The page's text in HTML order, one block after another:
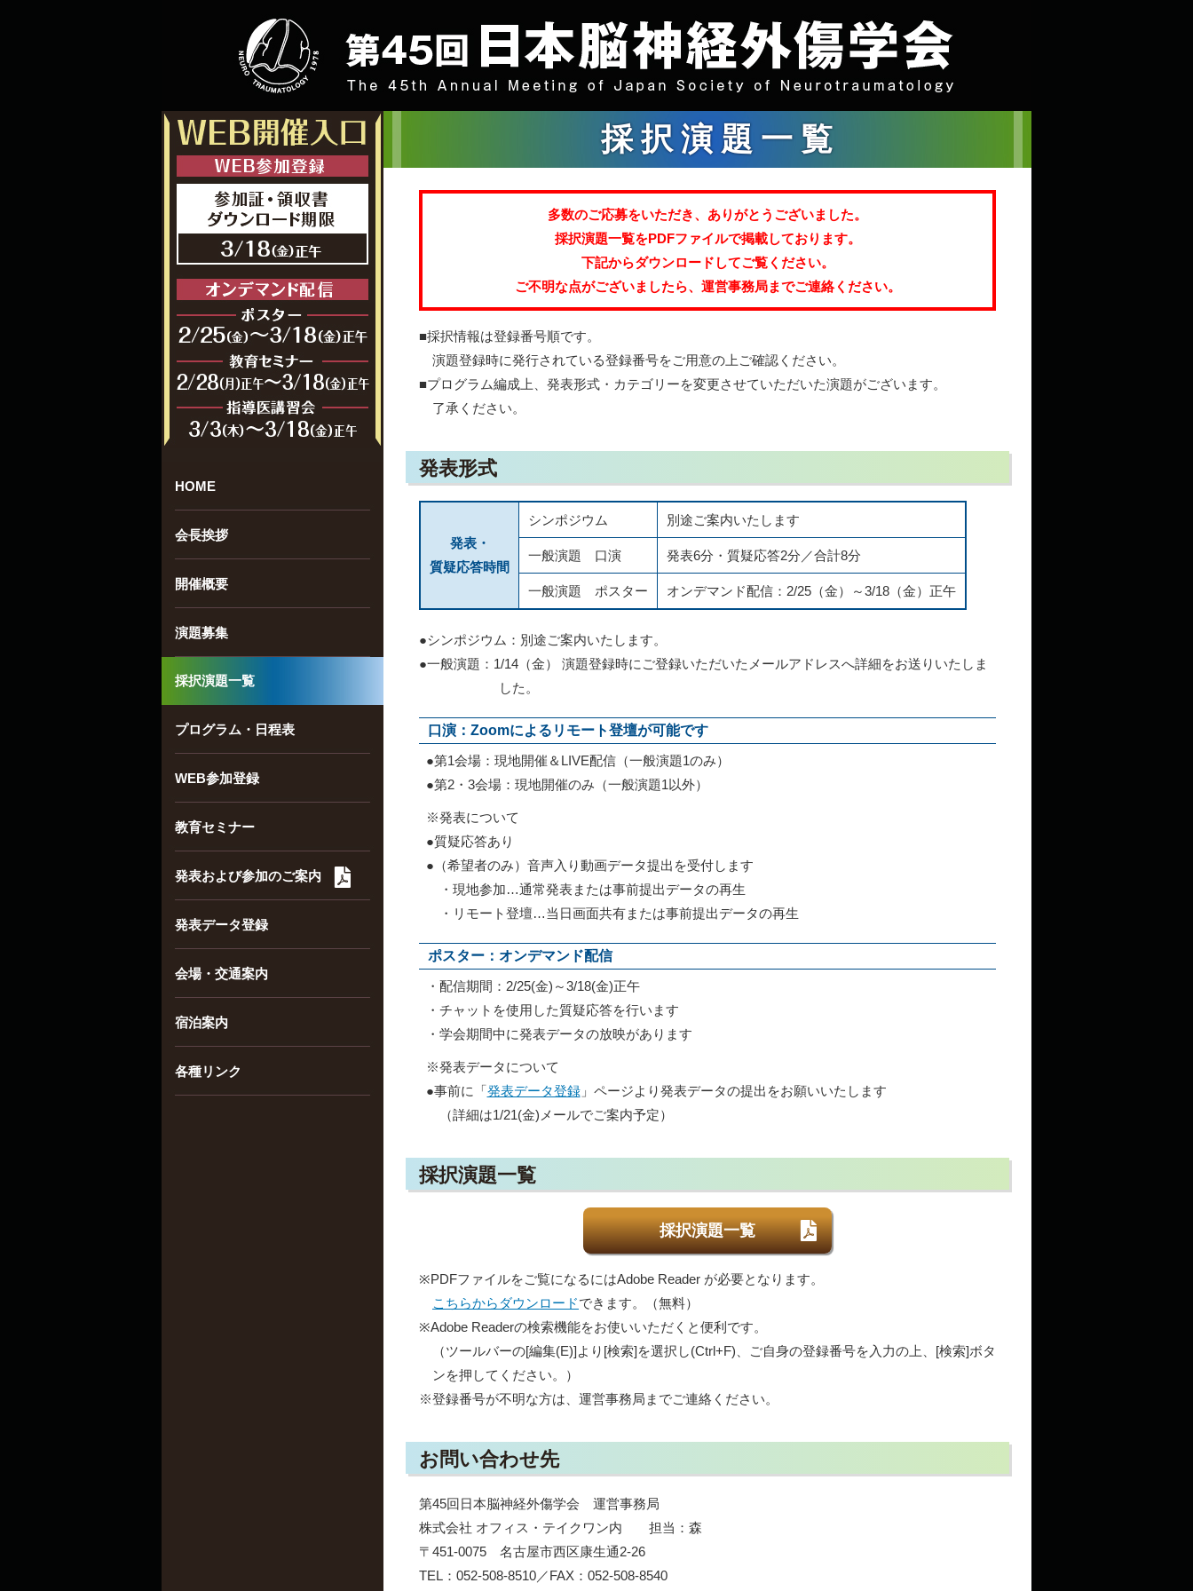
HOME
会長挨拶
開催概要
演題募集
採択演題一覧
プログラム・日程表
WEB参加登録
教育セミナー
発表および参加のご案内
発表データ登録
会場・交通案内
宿泊案内
各種リンク
採択演題一覧
多数のご応募をいただき、ありがとうございました。
採択演題一覧をPDFファイルで掲載しております。
下記からダウンロードしてご覧ください。
ご不明な点がございましたら、運営事務局までご連絡ください。
■採択情報は登録番号順です。
演題登録時に発行されている登録番号をご用意の上ご確認ください。
■プログラム編成上、発表形式・カテゴリーを変更させていただいた演題がございます。
了承ください。
発表形式
発表・
質疑応答時間
シンポジウム 別途ご案内いたします
一般演題 口演 発表6分・質疑応答2分／合計8分
一般演題 ポスター オンデマンド配信：2/25（金）～3/18（金）正午
●シンポジウム：別途ご案内いたします。
●一般演題：1/14（金） 演題登録時にご登録いただいたメールアドレスへ詳細をお送りいたしま
した。
口演：Zoomによるリモート登壇が可能です
●第1会場：現地開催＆LIVE配信（一般演題1のみ）
●第2・3会場：現地開催のみ（一般演題1以外）
※発表について
●質疑応答あり
●（希望者のみ）音声入り動画データ提出を受付します
・現地参加…通常発表または事前提出データの再生
・リモート登壇…当日画面共有または事前提出データの再生
ポスター：オンデマンド配信
・配信期間：2/25(金)～3/18(金)正午
・チャットを使用した質疑応答を行います
・学会期間中に発表データの放映があります
※発表データについて
●事前に「発表データ登録」ページより発表データの提出をお願いいたします
（詳細は1/21(金)メールでご案内予定）
採択演題一覧
採択演題一覧
※PDFファイルをご覧になるにはAdobe Reader が必要となります。
こちらからダウンロードできます。（無料）
※Adobe Readerの検索機能をお使いいただくと便利です。
（ツールバーの[編集(E)]より[検索]を選択し(Ctrl+F)、ご自身の登録番号を入力の上、[検索]ボタ
ンを押してください。）
※登録番号が不明な方は、運営事務局までご連絡ください。
お問い合わせ先
第45回日本脳神経外傷学会 運営事務局
株式会社 オフィス・テイクワン内 担当：森
〒451-0075 名古屋市西区康生通2-26
TEL：052-508-8510／FAX：052-508-8540